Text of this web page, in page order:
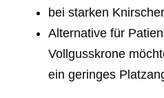
bei starken
Alternative für
Vollgusskrone
ein geringes